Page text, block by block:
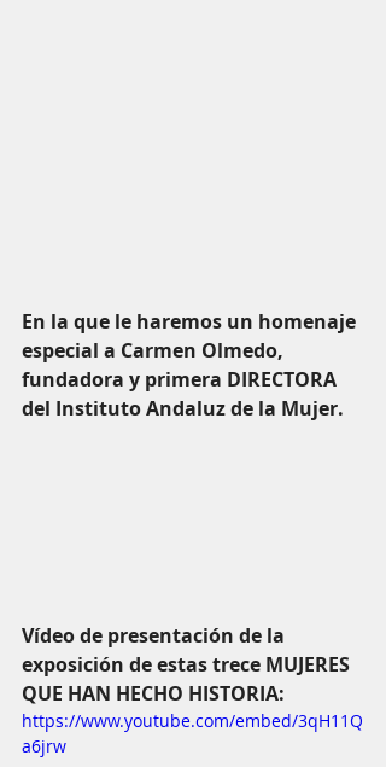
En la que le haremos un homenaje
especial a Carmen Olmedo,
fundadora y primera DIRECTORA
del Instituto Andaluz de la Mujer.
Vídeo de presentación de la
exposición de estas trece MUJERES
QUE HAN HECHO HISTORIA:
https://www.youtube.com/embed/3qH11Q
a6jrw